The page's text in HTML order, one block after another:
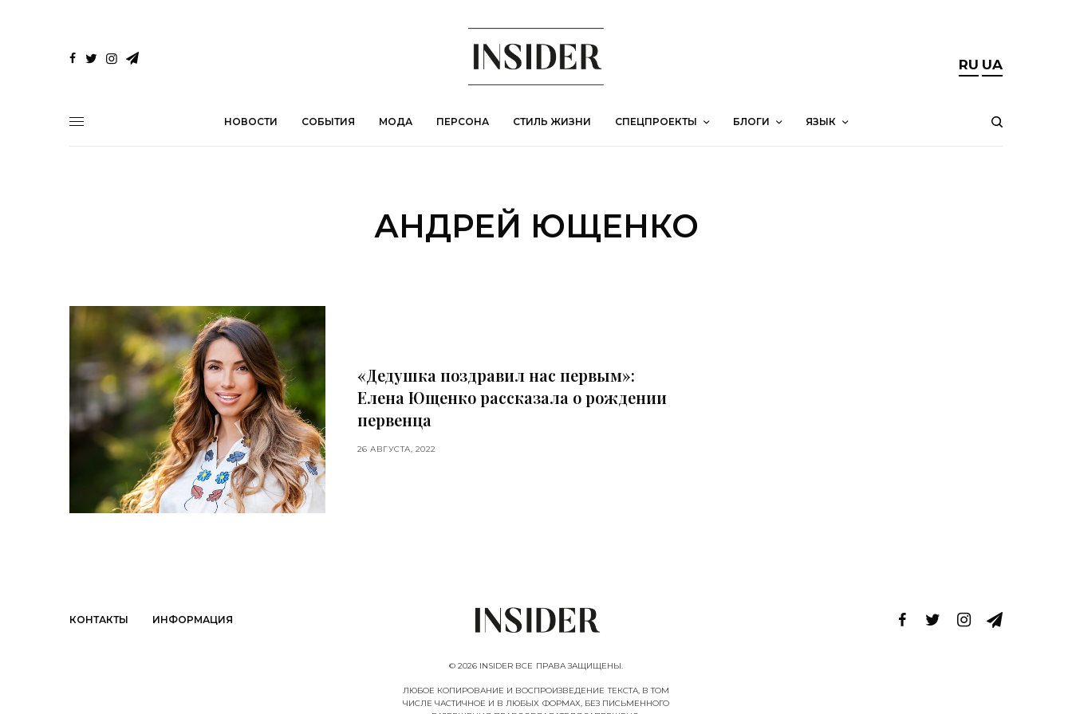
RU UA
НОВОСТИ СОБЫТИЯ МОДА ПЕРСОНА СТИЛЬ ЖИЗНИ СПЕЦПРОЕКТЫ БЛОГИ ЯЗЫК
АНДРЕЙ ЮЩЕНКО
«Дедушка поздравил нас первым»:
Елена Ющенко рассказала о рождении
первенца
26 АВГУСТА, 2022
КОНТАКТЫ ИНФОРМАЦИЯ
© 2026 INSIDER ВСЕ ПРАВА ЗАЩИЩЕНЫ.
ЛЮБОЕ КОПИРОВАНИЕ И ВОСПРОИЗВЕДЕНИЕ ТЕКСТА, В ТОМ
ЧИСЛЕ ЧАСТИЧНОЕ И В ЛЮБЫХ ФОРМАХ, БЕЗ ПИСЬМЕННОГО